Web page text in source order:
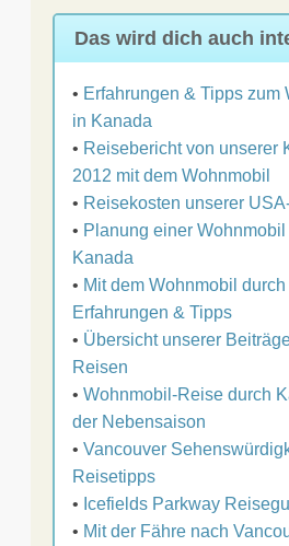
Das wird dich auch
• Erfahrungen & Tipps zum
in Kanada
• Reisebericht von unserer
2012 mit dem Wohnmobil
• Reisekosten unserer
• Planung einer
Kanada
• Mit dem Wohnmobil
Erfahrungen & Tipps
• Übersicht unserer
Reisen
• Wohnmobil-Reise durch
der Nebensaison
• Vancouver
Reisetipps
• Icefields Parkway
• Mit der Fähre nach